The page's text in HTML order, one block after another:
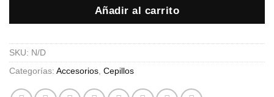
Añadir al carrito
SKU: N/D
Categorías: Accesorios Cepillos